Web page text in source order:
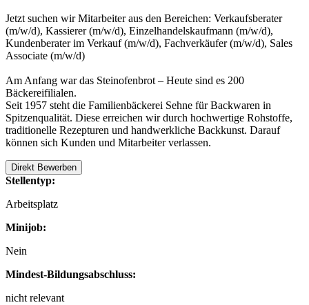
Jetzt suchen wir Mitarbeiter aus den Bereichen: Verkaufsberater
(m/w/d), Kassierer (m/w/d), Einzelhandelskaufmann (m/w/d),
Kundenberater im Verkauf (m/w/d), Fachverkäufer (m/w/d), Sales
Associate (m/w/d)
Am Anfang war das Steinofenbrot – Heute sind es 200
Bäckereifilialen.
Seit 1957 steht die Familienbäckerei Sehne für Backwaren in
Spitzenqualität. Diese erreichen wir durch hochwertige Rohstoffe,
traditionelle Rezepturen und handwerkliche Backkunst. Darauf
können sich Kunden und Mitarbeiter verlassen.
Direkt Bewerben
Stellentyp:
Arbeitsplatz
Minijob:
Nein
Mindest-Bildungsabschluss:
nicht relevant